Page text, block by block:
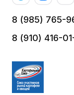
8 (985) 765-
8 (910) 416-